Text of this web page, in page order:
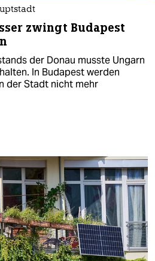
zwingt Budapest
der Donau musste Ungarn
In Budapest werden
der Stadt nicht mehr